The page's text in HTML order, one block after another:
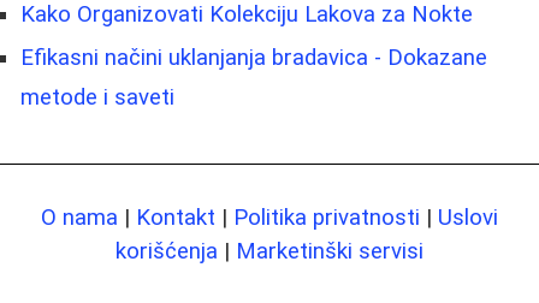
Kako Organizovati Kolekciju Lakova za Nokte
Efikasni načini uklanjanja bradavica - Dokazane
metode i saveti
O nama | Kontakt | Politika privatnosti | Uslovi
korišćenja | Marketinški servisi